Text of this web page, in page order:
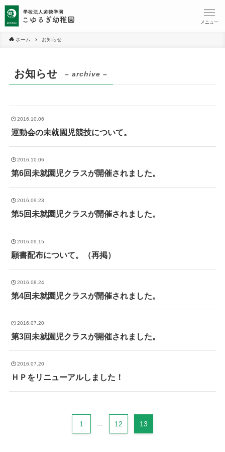
メニュー
ホーム お知らせ
お知らせ – archive –
2016.10.06
運動会の未就園児競技について。
2016.10.06
第6回未就園児クラスが開催されました。
2016.09.23
第5回未就園児クラスが開催されました。
2016.09.15
願書配布について。（再掲）
2016.08.24
第4回未就園児クラスが開催されました。
2016.07.20
第3回未就園児クラスが開催されました。
2016.07.20
ＨＰをリニューアルしました！
1 ... 12 13